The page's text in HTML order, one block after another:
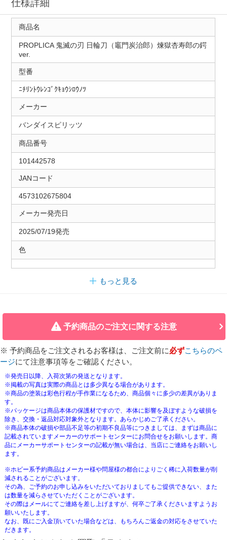
仕様詳細
商品名
PROPLICA 鬼滅の刃 日輪刀（竈門炭治郎）煉獄杏寿郎の鍔
ver.
型番
ﾆﾁﾘﾝﾄｳﾚﾝｺﾞｸｷｮｳｼﾛｳﾉﾂ
メーカー
バンダイスピリッツ
商品番号
101442578
JANコード
4573102675804
メーカー発売日
2025/07/19発売
色
もっと見る
予約商品のご注文に関する注意
※ 予約商品をご注文されるお客様は、ご注文前に必ずこちらのペ
ージにて注意事項等をご確認ください。
※発売日以降、入荷次第の発送となります。
※掲載の写真は実際の商品とは多少異なる場合があります。
※商品の塗装は彩色行程が手作業になるため、商品個々に多少の差異がありま
す。
※パッケージは商品本体の保護材ですので、本体に影響を及ぼすような破損を
除き、交換・返品対応対象外となります。あらかじめご了承ください。
※商品本体の破損や部品不足等の初期不良品等につきましては、まずは商品に
記載されていますメーカーのサポートセンターにお問合せをお願いします。商
品にメーカーサポートセンターの記載が無い場合は、当店にご連絡をお願いし
ます。
※ホビー系予約商品はメーカー様や問屋様の都合によりごく稀に入荷数量が削
減されることがございます。
その為、ご予約のお申し込みをいただいておりましてもご提供できない、また
は数量を減らさせていただくことがございます。
その際はメールにてご連絡を差し上げますが、何卒ご了承くださいますようお
願いいたします。
なお、既にご入金頂いていた場合などは、もちろんご返金の対応をさせていた
だきます。